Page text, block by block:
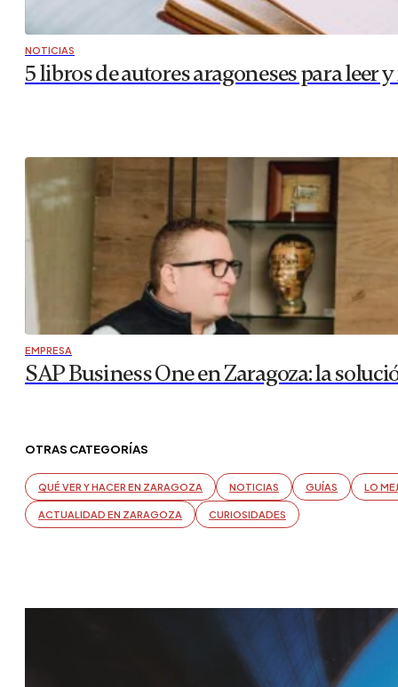
NOTICIAS
5 libros de autores aragoneses para leer
EMPRESA
SAP Business One en Zaragoza: la
OTRAS CATEGORÍAS
QUÉ VER Y HACER EN ZARAGOZA NOTICIAS GUÍAS LO
ACTUALIDAD EN ZARAGOZA CURIOSIDADES